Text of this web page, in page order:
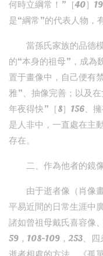
何時立綱常！”［40］
是“綱常”的代表人物，
當孫氏家族的品德
的“本身的祖母”，成為
置于畫像中，自己便有
雅”、抽像完善；以及
年夜得快”［8］156、
是人非中，一直處在主
存在。
二、作為他者的鏡
由于逝者像（肖像
平易近間的日常生涯中
諸如曾祖母戴氏喜容像
59，108-109，253、